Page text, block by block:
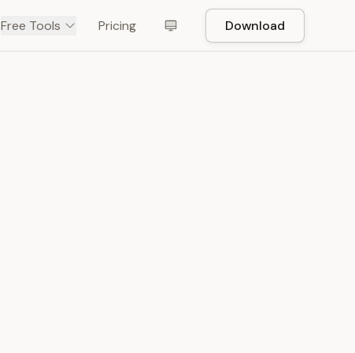
Free Tools Pricing Download